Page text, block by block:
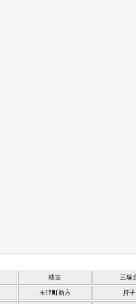
枝吉 王塚
玉津町新方 持子